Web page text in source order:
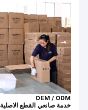
OEM / ODM
خدمة صانعي القطع الاصلية